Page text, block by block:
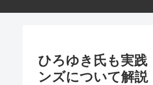
ひろゆき氏も実践
ンズについて解説